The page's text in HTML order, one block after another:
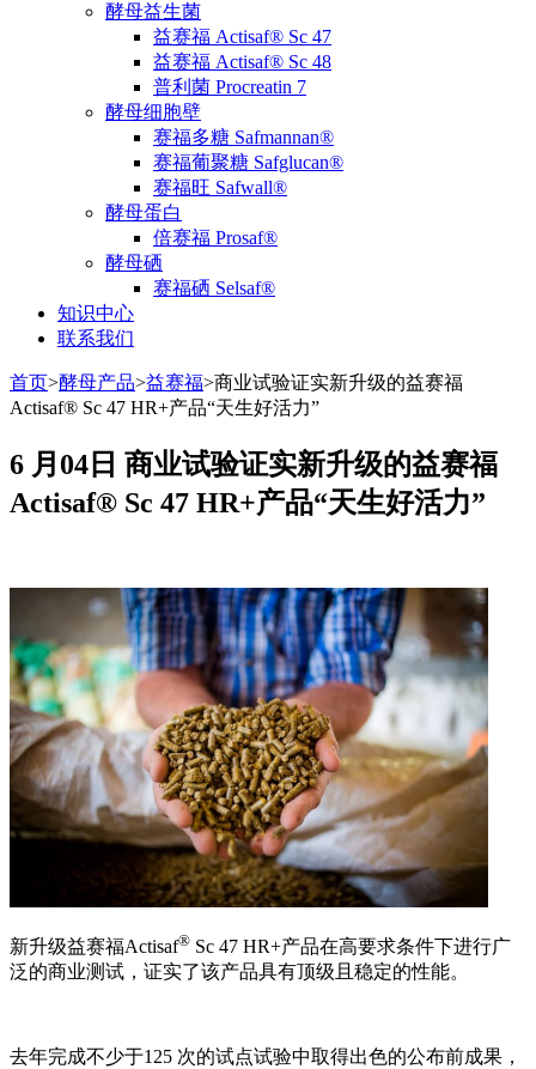
酵母益生菌
益赛福 Actisaf® Sc 47
益赛福 Actisaf® Sc 48
普利菌 Procreatin 7
酵母细胞壁
赛福多糖 Safmannan®
赛福葡聚糖 Safglucan®
赛福旺 Safwall®
酵母蛋白
倍赛福 Prosaf®
酵母硒
赛福硒 Selsaf®
知识中心
联系我们
首页>酵母产品>益赛福>商业试验证实新升级的益赛福
Actisaf® Sc 47 HR+产品“天生好活力”
6 月04日 商业试验证实新升级的益赛福
Actisaf® Sc 47 HR+产品“天生好活力”
新升级益赛福Actisaf® Sc 47 HR+产品在高要求条件下进行广
泛的商业测试，证实了该产品具有顶级且稳定的性能。
去年完成不少于125 次的试点试验中取得出色的公布前成果，